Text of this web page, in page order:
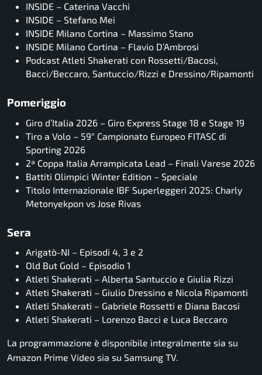
INSIDE – Caterina Vacchi
INSIDE – Stefano Mei
INSIDE Milano Cortina – Massimo Stano
INSIDE Milano Cortina – Flavio D’Ambrosi
Podcast Atleti Shakerati con Rossetti/Bacosi,
Bacci/Beccaro, Santuccio/Rizzi e Dressino/Ripamonti
Pomeriggio
Giro d’Italia 2026 – Giro Express Stage 18 e Stage 19
Tiro a Volo – 59° Campionato Europeo FITASC di
Sporting 2026
2ª Coppa Italia Arrampicata Lead – Finali Varese 2026
Battiti Olimpici Winter Edition – Speciale
Titolo Internazionale IBF Superleggeri 2025: Charly
Metonyekpon vs Jose Rivas
Sera
Arigatò-NI – Episodi 4, 3 e 2
Old But Gold – Episodio 1
Atleti Shakerati – Alberta Santuccio e Giulia Rizzi
Atleti Shakerati – Giulio Dressino e Nicola Ripamonti
Atleti Shakerati – Gabriele Rossetti e Diana Bacosi
Atleti Shakerati – Lorenzo Bacci e Luca Beccaro
La programmazione è disponibile integralmente sia su
Amazon Prime Video sia su Samsung TV.